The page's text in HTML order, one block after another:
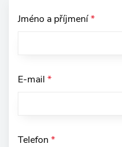
Jméno a příjmení*
E-mail *
Telefon *